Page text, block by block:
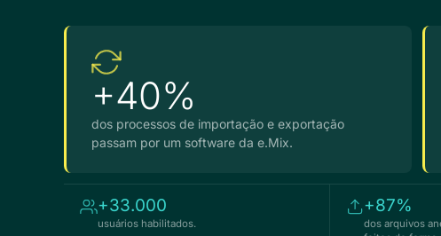
+40%
dos processos de importação e exportação
passam por um software da e.Mix.
+33.000
usuários habilitados.
+87%
dos arquivos